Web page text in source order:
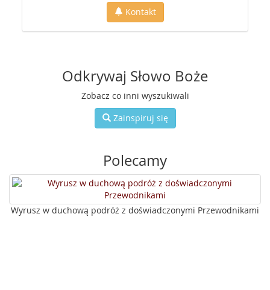
Kontakt
Odkrywaj Słowo Boże
Zobacz co inni wyszukiwali
Zainspiruj się
Polecamy
Wyrusz w duchową podróż z doświadczonymi Przewodnikami